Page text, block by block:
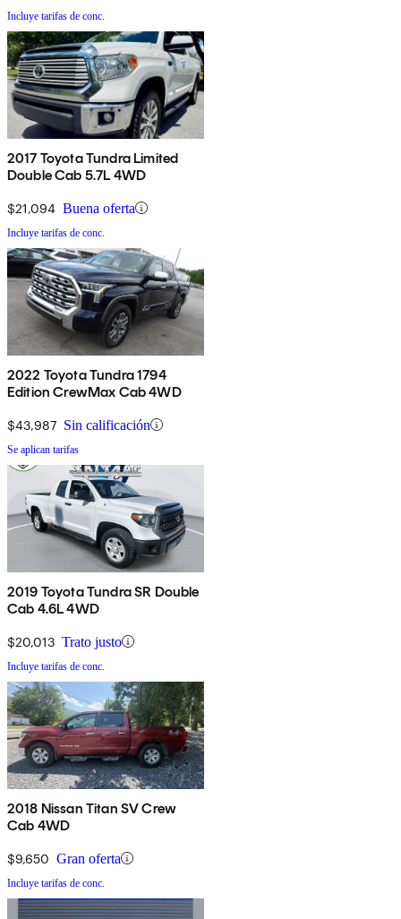
Incluye tarifas de conc.
2017 Toyota Tundra Limited
Double Cab 5.7L 4WD
$21,094 Buena oferta
Incluye tarifas de conc.
2022 Toyota Tundra 1794
Edition CrewMax Cab 4WD
$43,987 Sin calificación
Se aplican tarifas
2019 Toyota Tundra SR Double
Cab 4.6L 4WD
$20,013 Trato justo
Incluye tarifas de conc.
2018 Nissan Titan SV Crew
Cab 4WD
$9,650 Gran oferta
Incluye tarifas de conc.